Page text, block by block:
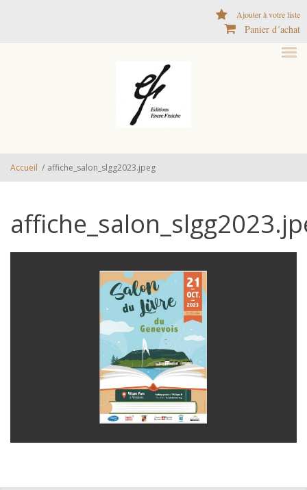
Ajouter à votre liste
Panier d´achat
Accueil / affiche_salon_slgg2023.jpeg